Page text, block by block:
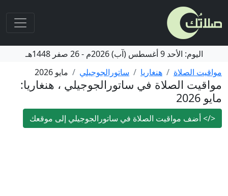
اليوم: الأحد 9 أغسطس (آب) 2026م -26 صفر 1448هـ
مواقيت الصلاة
هنغاريا ساتورالجوجيلي مايو 2026
مواقيت الصلاة في ساتورالجوجيلي ، هنغاريا:
مايو 2026
</>أضف مواقيت الصلاة في ساتورالجوجيلي إلى موقعك